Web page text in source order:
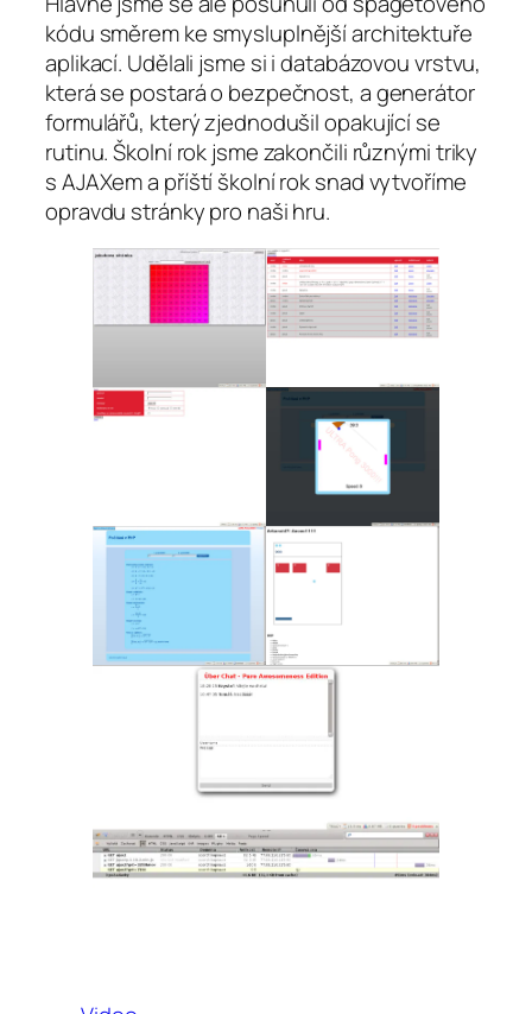
kódu směrem ke smysluplnější architektuře
aplikací. Udělali jsme si i databázovou vrstvu,
která se postará o bezpečnost, a generátor
formulářů, který zjednodušil opakující se
rutinu. Školní rok jsme zakončili různými triky
s AJAXem a příští školní rok snad vytvoříme
opravdu stránky pro naši hru.